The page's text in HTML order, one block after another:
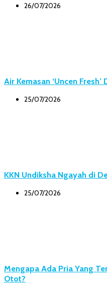
26/07/2026
Air Kemasan ‘Uncen Fresh’
25/07/2026
KKN Undiksha Ngayah di
25/07/2026
Mengapa Ada Pria Yang
Otot?